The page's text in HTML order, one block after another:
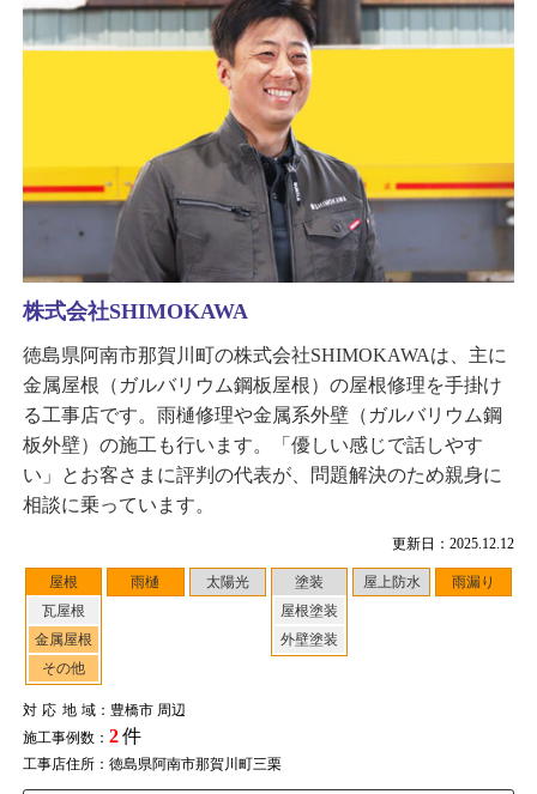
更新日：2025.12.12
屋根
瓦屋根
金属屋根
その他
雨樋 太陽光
塗装
屋根塗装
外壁塗装
屋上防水 雨漏り
対応地域：豊橋市 周辺
施工事例数： 2件
工事店住所：徳島県阿南市那賀川町三栗
株式会社SHIMOKAWA
徳島県阿南市那賀川町の株式会社SHIMOKAWAは、主に
金属屋根（ガルバリウム鋼板屋根）の屋根修理を手掛け
る工事店です。雨樋修理や金属系外壁（ガルバリウム鋼
板外壁）の施工も行います。「優しい感じで話しやす
い」とお客さまに評判の代表が、問題解決のため親身に
相談に乗っています。